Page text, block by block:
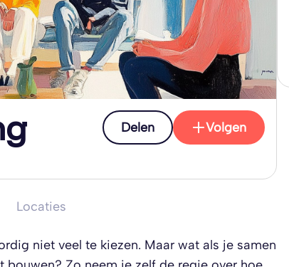
Delen Volgen
Locaties
niet veel te kiezen. Maar wat als je samen